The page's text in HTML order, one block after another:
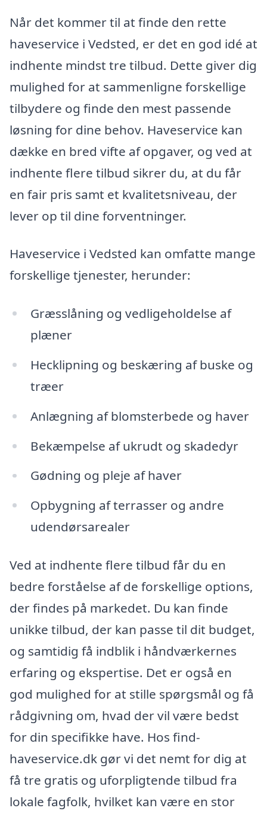
Når det kommer til at finde den rette
haveservice i Vedsted, er det en god idé at
indhente mindst tre tilbud. Dette giver dig
mulighed for at sammenligne forskellige
tilbydere og finde den mest passende
løsning for dine behov. Haveservice kan
dække en bred vifte af opgaver, og ved at
indhente flere tilbud sikrer du, at du får
en fair pris samt et kvalitetsniveau, der
lever op til dine forventninger.
Haveservice i Vedsted kan omfatte mange
forskellige tjenester, herunder:
Græsslåning og vedligeholdelse af
plæner
Hecklipning og beskæring af buske og
træer
Anlægning af blomsterbede og haver
Bekæmpelse af ukrudt og skadedyr
Gødning og pleje af haver
Opbygning af terrasser og andre
udendørsarealer
Ved at indhente flere tilbud får du en
bedre forståelse af de forskellige options,
der findes på markedet. Du kan finde
unikke tilbud, der kan passe til dit budget,
og samtidig få indblik i håndværkernes
erfaring og ekspertise. Det er også en
god mulighed for at stille spørgsmål og få
rådgivning om, hvad der vil være bedst
for din specifikke have. Hos find-
haveservice.dk gør vi det nemt for dig at
få tre gratis og uforpligtende tilbud fra
lokale fagfolk, hvilket kan være en stor